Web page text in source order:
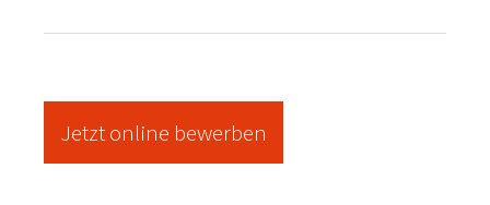
Jetzt online bewerben